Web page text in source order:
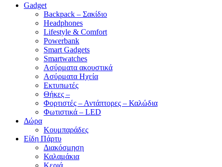
Gadget
Backpack – Σακίδιο
Headphones
Lifestyle & Comfort
Powerbank
Smart Gadgets
Smartwatches
Ασύρματα ακουστικά
Ασύρματα Ηχεία
Εκτυπωτές
Θήκες –
Φορτιστές – Αντάπτορες – Καλώδια
Φωτιστικά – LED
Δώρα
Κουμπαράδες
Είδη Πάρτυ
Διακόσμηση
Καλαμάκια
Κεριά